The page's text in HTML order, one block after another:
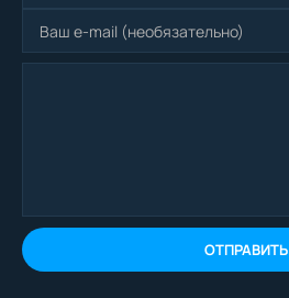
ОТПРАВИТЬ